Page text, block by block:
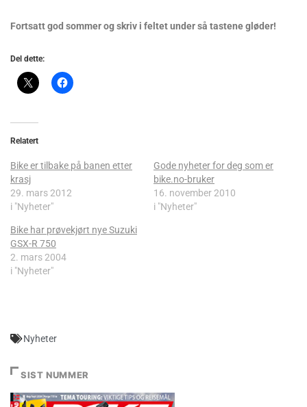
Fortsatt god sommer og skriv i feltet under så tastene gløder!
Del dette:
Relatert
Bike er tilbake på banen etter
krasj
29. mars 2012
i "Nyheter"
Gode nyheter for deg som er
bike.no-bruker
16. november 2010
i "Nyheter"
Bike har prøvekjørt nye Suzuki
GSX-R 750
2. mars 2004
i "Nyheter"
Nyheter
SIST NUMMER